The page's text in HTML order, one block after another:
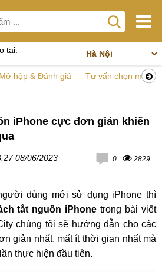
tại:
Mở hộp & Đánh giá Tư vấn chọn mua
iPhone cực đơn giản khiến
08/06/2023
0 2829
dùng mới sử dụng iPhone thì
tắt nguồn iPhone trong bài viết
chúng tôi sẽ hướng dẫn cho các
giản nhất, mất ít thời gian nhất mà
thực hiện đầu tiên.